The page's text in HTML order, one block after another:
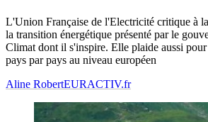
L'Union Française de l'Electricité critique à
la transition énergétique présenté par le
Climat dont il s'inspire. Elle plaide aussi
pays par pays au niveau européen
Aline RobertEURACTIV.fr